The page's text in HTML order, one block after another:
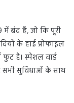
में बंद हैं, जो कि पूरी
के हाई प्रोफाइल
है। स्पेशल वार्ड
सुविधाओं के साथ